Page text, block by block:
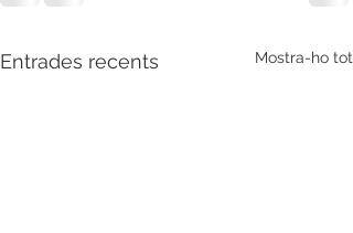
Entrades recents Mostra-ho tot